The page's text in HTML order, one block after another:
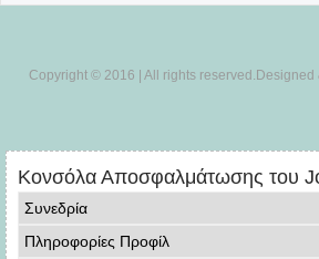
Copyright © 2016 | All rights reserved.Designed
Κονσόλα Αποσφαλμάτωσης του
Συνεδρία
Πληροφορίες Προφίλ